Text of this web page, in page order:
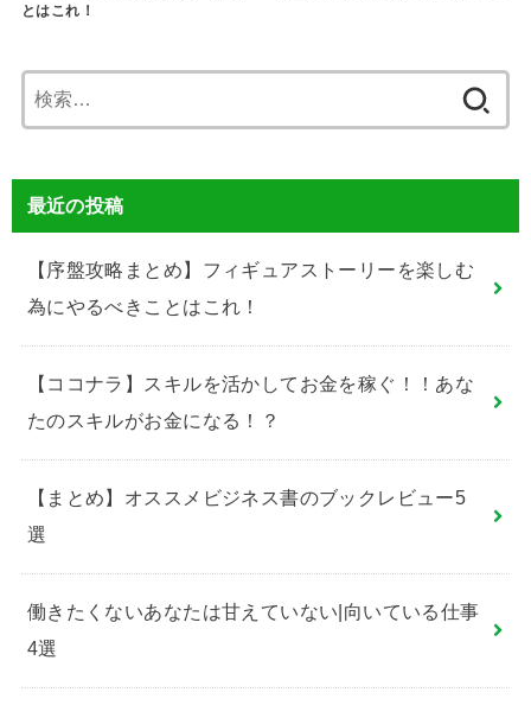
とはこれ！
索:
最近の投稿
【序盤攻略まとめ】フィギュアストーリーを楽しむ
為にやるべきことはこれ！
【ココナラ】スキルを活かしてお金を稼ぐ！！あな
たのスキルがお金になる！？
【まとめ】オススメビジネス書のブックレビュー5
選
働きたくないあなたは甘えていない|向いている仕事
4選